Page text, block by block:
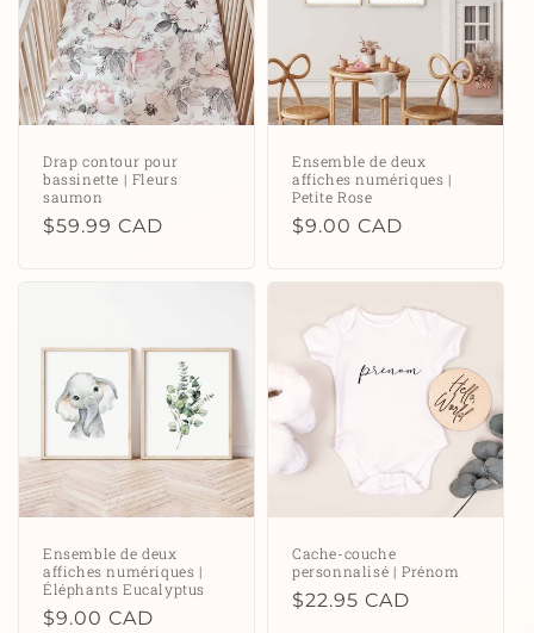
Drap contour pour
bassinette | Fleurs
saumon
Prix
$59.99 CAD
Ensemble de deux
affiches numériques |
Petite Rose
Prix
$9.00 CAD
Ensemble de deux
affiches numériques |
Éléphants Eucalyptus
Prix
$9.00 CAD
Cache-couche
personnalisé | Prénom
Prix
$22.95 CAD